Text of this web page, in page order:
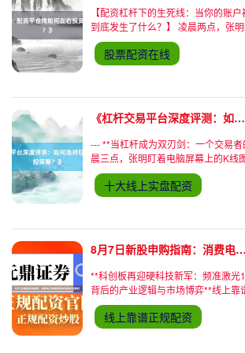
【配资杠杆下的生死线：当你的账
到底发生了什么？】 凌晨两点，张
上的账户数字，后背已被冷汗浸透。
司电话——由于标的股票连续跌停，
已触及170%的平仓线。这个数字像
觉，自己从未真正理解过这条看似
究竟如何左右着投资的生死存亡。 --
股票配资在线
《杠杆交易平台深度评测：如何选对杠杆倍率与风控策略？》
--- **当杠杆成为双刃剑：一个交易
晨三点，张明盯着电脑屏幕上的K线
密的汗珠。他刚刚在某杠杆平台用10
金，结果美联储突然释放鹰派信号，
暴跌2%。账户里的保证金瞬间被强
易领域并不罕见。杠杆的放大效应
益，也能让风险以几何级数
十大线上实盘配资
8月7日新股申购指南：消费电子领域新股申购条件全解析
**科创板再迎硬科技新军：频准激光
背后的产业逻辑与市场博弈**线上靠
2026年A股新股市场持续火热，截至
只新股成功上市且首日零破发，科创
应成为打新焦点。在此背景下，专注
线上靠谱正规配资